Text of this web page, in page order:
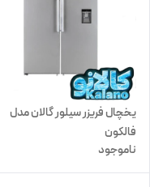
یخچال فریزر سیلور گالان مدل
فالکون
ناموجود